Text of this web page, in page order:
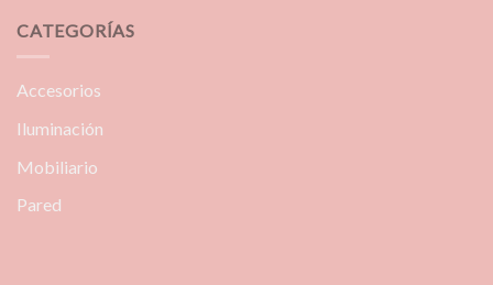
CATEGORÍAS
Accesorios
Iluminación
Mobiliario
Pared